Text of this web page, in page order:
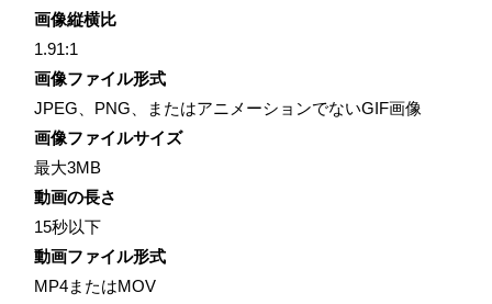
画像縦横比
1.91:1
画像ファイル形式
JPEG、PNG、またはアニメーションでないGIF画像
画像ファイルサイズ
最大3MB
動画の長さ
15秒以下
動画ファイル形式
MP4またはMOV